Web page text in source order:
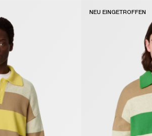
NEU EINGETROFFEN